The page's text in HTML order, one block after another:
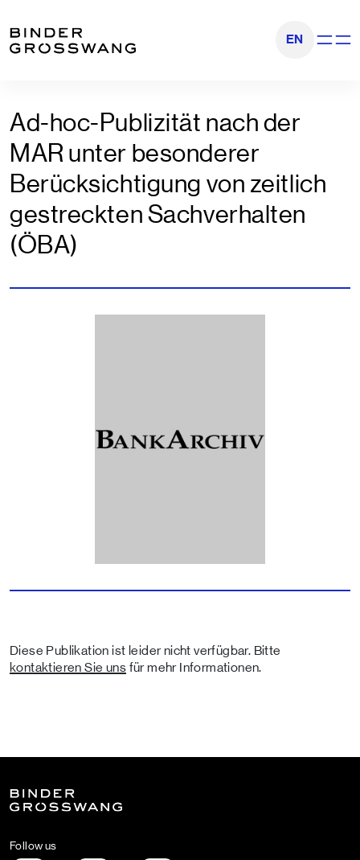
EN
Ad-hoc-Publizität nach der
MAR unter besonderer
Berücksichtigung von zeitlich
gestreckten Sachverhalten
(ÖBA)
Diese Publikation ist leider nicht verfügbar. Bitte
kontaktieren Sie uns für mehr Informationen.
Follow us